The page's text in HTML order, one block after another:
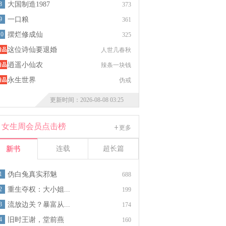
373
大国制造1987
361
一口粮
325
摆烂修成仙
人世几春秋
这位诗仙要退婚
辣条一块钱
逍遥小仙农
伪戒
永生世界
更新时间：2026-08-08 03:25
更多
女生周会员点击榜
新书 连载 超长篇
688
1 伪白兔真实邪魅
199
重生夺权：大小姐...
174
流放边关？暴富从...
160
旧时王谢，堂前燕